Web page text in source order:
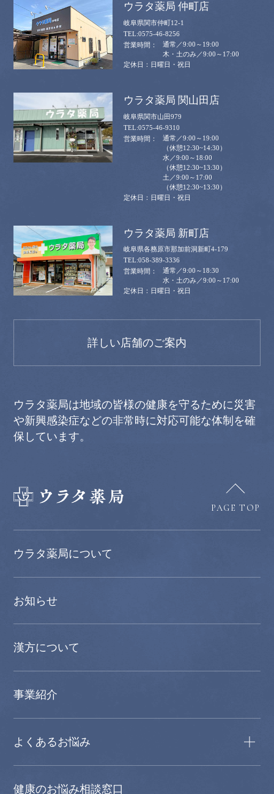
ウラタ薬局 仲町店
岐阜県関市仲町12-1
0575-46-8256
通常／9:00～19:00
木・土のみ／9:00～17:00
日曜日・祝日
ウラタ薬局 関山田店
岐阜県関市山田979
0575-46-9310
通常／9:00～19:00
（休憩12:30~14:30）
水／9:00～18:00
（休憩12:30~13:30）
土／9:00～17:00
（休憩12:30~13:30）
日曜日・祝日
ウラタ薬局 新町店
岐阜県各務原市那加前洞新町4-179
058-389-3336
通常／9:00～18:30
水・土のみ／9:00～17:00
日曜日・祝日
詳しい店舗のご案内
ウラタ薬局は地域の皆様の健康を守るために災害
や新興感染症などの非常時に対応可能な体制を確
保しています。
PAGE TOP
ウラタ薬局について
お知らせ
漢方について
事業紹介
よくあるお悩み
健康のお悩み相談窓口